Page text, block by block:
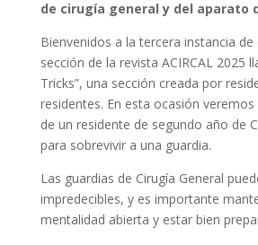
de cirugía general y del aparato
Bienvenidos a la tercera instancia de
sección de la revista ACIRCAL 2025
Tricks”, una sección creada por
residentes. En esta ocasión
de un residente de segundo año de
para sobrevivir a una guardia.
Las guardias de Cirugía General
impredecibles, y es importante
mentalidad abierta y estar bien